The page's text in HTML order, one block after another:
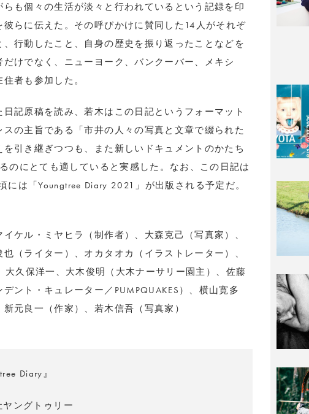
も個々の生活が淡々と行われているという記録を印
らに伝えた。その呼びかけに賛同した14人がそれぞ
行動したこと、自身の歴史を振り返ったことなどを
けでなく、ニューヨーク、バンクーバー、メキシ
者も参加した。
記原稿を読み、若木はこの日記というフォーマット
の主旨である「市井の人々の写真と文章で綴られた
引き継ぎつつも、また新しいドキュメントのかたち
のにとても適していると実感した。なお、この日記は
は「Youngtree Diary 2021」が出版される予定だ。
ケル・ミヤヒラ（制作者）、大森克己（写真家）、
（ライター）、オカタオカ（イラストレーター）、
大久保洋一、大木俊明（大木ナーサリー園主）、佐藤
ント・キュレーター／PUMPQUAKES）、横山寛多
元良一（作家）、若木信吾（写真家）
Diary』
ヤングトゥリー